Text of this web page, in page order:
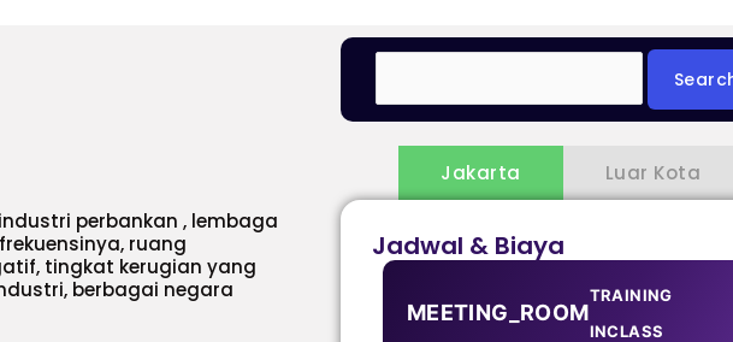
perbankan , lembaga
ruang
tingkat kerugian yang
berbagai negara
Jakarta Luar Kota
Jadwal & Biaya
MEETING_ROOM
TRAINING
INCLASS